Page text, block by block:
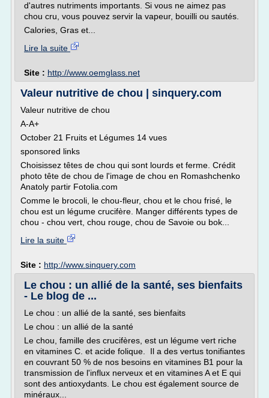
d'autres nutriments importants. Si vous ne aimez pas
chou cru, vous pouvez servir la vapeur, bouilli ou sautés.
Calories, Gras et...
Lire la suite
Site : http://www.oemglass.net
Valeur nutritive de chou | sinquery.com
Valeur nutritive de chou
A-A+
October 21 Fruits et Légumes 14 vues
sponsored links
Choisissez têtes de chou qui sont lourds et ferme. Crédit
photo tête de chou de l'image de chou en Romashchenko
Anatoly partir Fotolia.com
Comme le brocoli, le chou-fleur, chou et le chou frisé, le
chou est un légume crucifère. Manger différents types de
chou - chou vert, chou rouge, chou de Savoie ou bok...
Lire la suite
Site : http://www.sinquery.com
Le chou : un allié de la santé, ses bienfaits
- Le blog de ...
Le chou : un allié de la santé, ses bienfaits
Le chou : un allié de la santé
Le chou, famille des crucifères, est un légume vert riche
en vitamines C. et acide folique. Il a des vertus tonifiantes
en couvrant 50 % de nos besoins en vitamines B1 pour la
transmission de l'influx nerveux et en vitamines A et E qui
sont des antioxydants. Le chou est également source de
minéraux...